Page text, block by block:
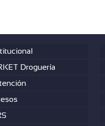
Droguería